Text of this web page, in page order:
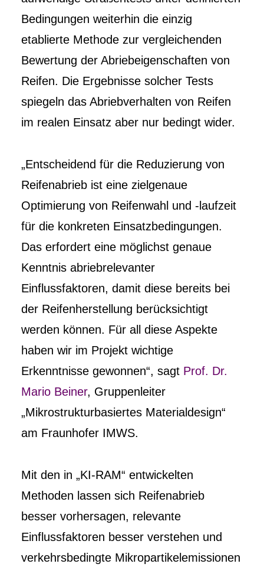
Bedingungen weiterhin die einzig
etablierte Methode zur vergleichenden
Bewertung der Abriebeigenschaften von
Reifen. Die Ergebnisse solcher Tests
spiegeln das Abriebverhalten von Reifen
im realen Einsatz aber nur bedingt wider.
„Entscheidend für die Reduzierung von
Reifenabrieb ist eine zielgenaue
Optimierung von Reifenwahl und -laufzeit
für die konkreten Einsatzbedingungen.
Das erfordert eine möglichst genaue
Kenntnis abriebrelevanter
Einflussfaktoren, damit diese bereits bei
der Reifenherstellung berücksichtigt
werden können. Für all diese Aspekte
haben wir im Projekt wichtige
Erkenntnisse gewonnen“, sagt Prof. Dr.
Mario Beiner, Gruppenleiter
„Mikrostrukturbasiertes Materialdesign“
am Fraunhofer IMWS.
Mit den in „KI-RAM“ entwickelten
Methoden lassen sich Reifenabrieb
besser vorhersagen, relevante
Einflussfaktoren besser verstehen und
verkehrsbedingte Mikropartikelemissionen